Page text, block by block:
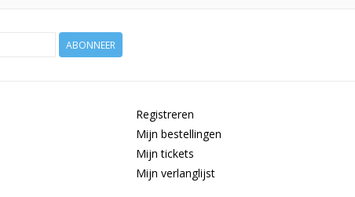
ABONNEER
Registreren
Mijn bestellingen
Mijn tickets
Mijn verlanglijst